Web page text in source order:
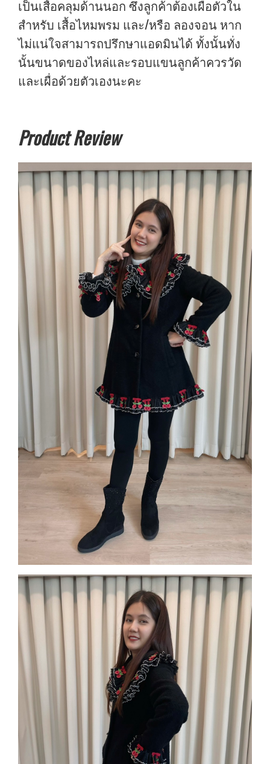
เป็นเสื้อคลุมด้านนอก ซึ่งลูกค้าต้องเผื่อตัวใน
สำหรับ เสื้อไหมพรม และ/หรือ ลองจอน หาก
ไม่แน่ใจสามารถปรึกษาแอดมินได้ ทั้งนั้นทั่ง
นั้นขนาดของไหล่และรอบแขนลูกค้าควรวัด
และเผื่อด้วยตัวเองนะคะ
Product Review